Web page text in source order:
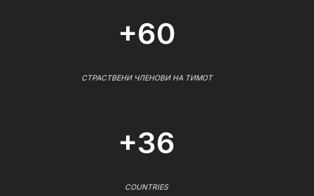
+60
СТРАСТВЕНИ ЧЛЕНОВИ НА ТИМОТ
+36
COUNTRIES